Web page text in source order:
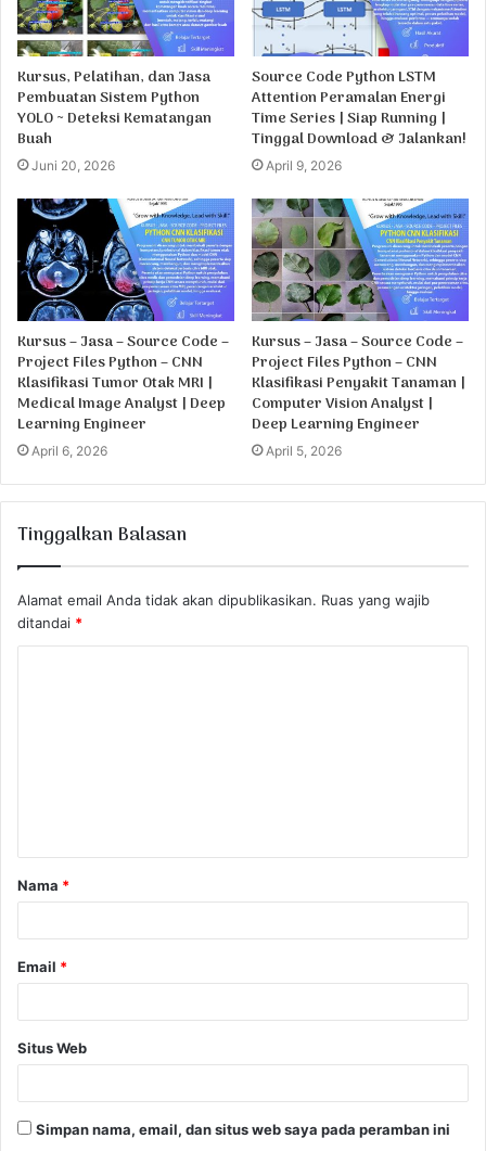
Kursus, Pelatihan, dan Jasa
Pembuatan Sistem Python
YOLO ~ Deteksi Kematangan
Buah
Juni 20, 2026
Source Code Python LSTM
Attention Peramalan Energi
Time Series | Siap Running |
Tinggal Download & Jalankan!
April 9, 2026
Kursus – Jasa – Source Code –
Project Files Python – CNN
Klasifikasi Tumor Otak MRI |
Medical Image Analyst | Deep
Learning Engineer
April 6, 2026
Kursus – Jasa – Source Code –
Project Files Python – CNN
Klasifikasi Penyakit Tanaman |
Computer Vision Analyst |
Deep Learning Engineer
April 5, 2026
Tinggalkan Balasan
Alamat email Anda tidak akan dipublikasikan. Ruas yang wajib
ditandai *
a
r
Nama *
Email *
Situs Web
Simpan nama, email, dan situs web saya pada peramban ini